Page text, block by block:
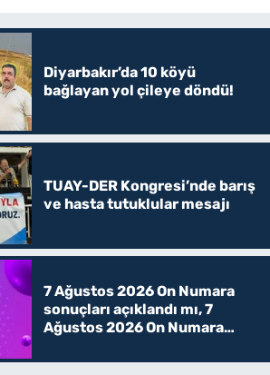
Diyarbakır’da 10 köyü
bağlayan yol çileye döndü!
TUAY-DER Kongresi’nde barış
ve hasta tutuklular mesajı
7 Ağustos 2026 On Numara
sonuçları açıklandı mı, 7
Ağustos 2026 On Numara